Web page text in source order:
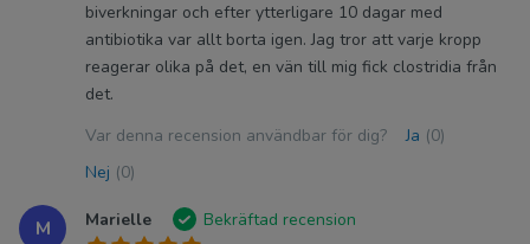
biverkningar och efter ytterligare 10 dagar med
antibiotika var allt borta igen. Jag tror att varje kropp
reagerar olika på det, en vän till mig fick clostridia från
det.
Var denna recension användbar för dig?
Ja (0)
Nej (0)
M Marielle Bekräftad recension